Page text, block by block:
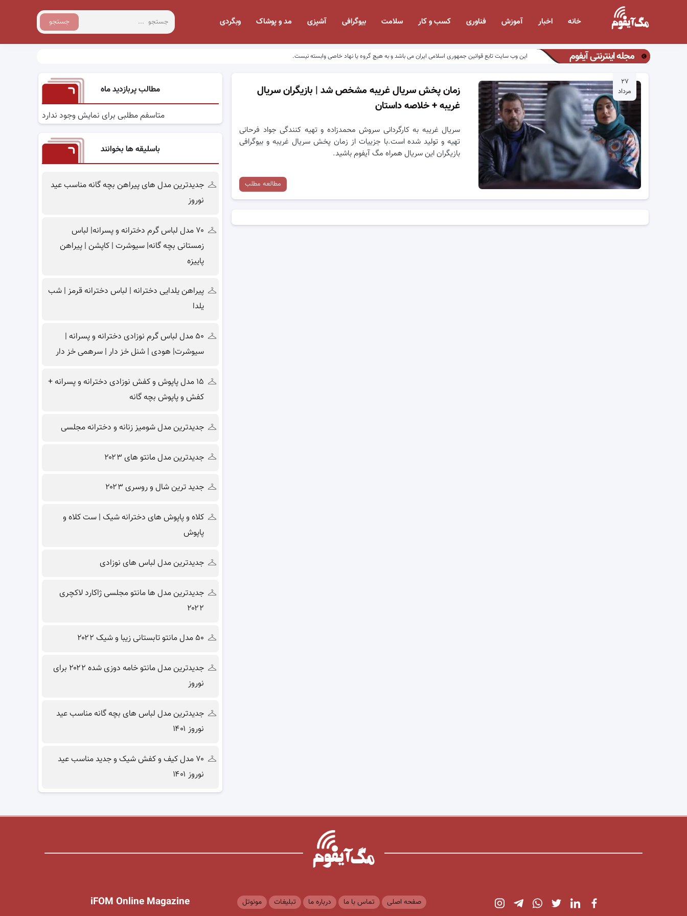
جستجو خانه اخبار آموزش فناوری کسب و کار سلامت بیوگرافی آشپزی مد و پوشاک وبگردی
مجله اینترنتی آیفوم این وب سایت تابع قوانین جمهوری اسلامی ایران می باشد و به هیچ گروه یا نهاد خاصی وابسته نیست.
۲۷
مرداد
زمان پخش سریال غریبه مشخص شد | بازیگران سریال
غریبه + خلاصه داستان
سریال غریبه به کارگردانی سروش محمدزاده و تهیه کنندگی جواد فرحانی
تهیه و تولید شده است.با جزییات از زمان پخش سریال غریبه و بیوگرافی
بازیگران این سریال همراه مگ آیفوم باشید.
مطالعه مطلب
مطالب پربازدید ماه
متاسفم مطلبی برای نمایش وجود ندارد
باسلیقه ها بخوانند
جدیدترین مدل های پیراهن بچه گانه مناسب عید
نوروز
۷۰ مدل لباس گرم دخترانه و پسرانه| لباس
زمستانی بچه گانه| سیوشرت | کاپشن | پیراهن
پاییزه
پیراهن یلدایی دخترانه | لباس دخترانه قرمز | شب
یلدا
۵۰ مدل لباس گرم نوزادی دخترانه و پسرانه |
سیوشرت| هودی | شنل خز دار | سرهمی خز دار
۱۵ مدل پاپوش و کفش نوزادی دخترانه و پسرانه +
کفش و پاپوش بچه گانه
جدیدترین مدل شومیز زنانه و دخترانه مجلسی
جدیدترین مدل مانتو های ۲۰۲۳
جدید ترین شال و روسری ۲۰۲۳
کلاه و پاپوش های دخترانه شیک | ست کلاه و
پاپوش
جدیدترین مدل لباس های نوزادی
جدیدترین مدل ها مانتو مجلسی ژاکارد لاکچری
۲۰۲۲
۵۰ مدل مانتو تابستانی زیبا و شیک ۲۰۲۲
جدیدترین مدل مانتو خامه دوزی شده ۲۰۲۲ برای
نوروز
جدیدترین مدل لباس های بچه گانه مناسب عید
نوروز ۱۴۰۱
۷۰ مدل کیف و کفش شیک و جدید مناسب عید
نوروز ۱۴۰۱
iFOM Online Magazine صفحه اصلی تماس با ما درباره ما تبلیغات مونوتل